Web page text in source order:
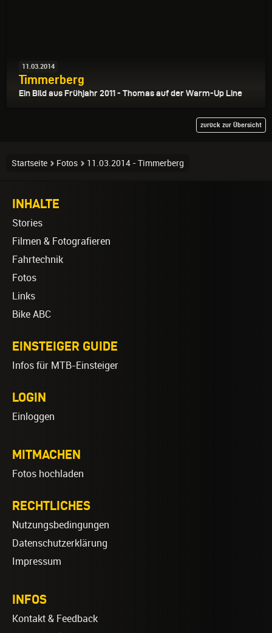
11.03.2014
Timmerberg
Ein Bild aus Frühjahr 2011 - Thomas auf der Warm-Up Line
zurück zur Übersicht
Startseite Fotos 11.03.2014 - Timmerberg
INHALTE
Stories
Filmen & Fotografieren
Fahrtechnik
Fotos
Links
Bike ABC
EINSTEIGER GUIDE
Infos für MTB-Einsteiger
LOGIN
Einloggen
MITMACHEN
Fotos hochladen
RECHTLICHES
Nutzungsbedingungen
Datenschutzerklärung
Impressum
INFOS
Kontakt & Feedback